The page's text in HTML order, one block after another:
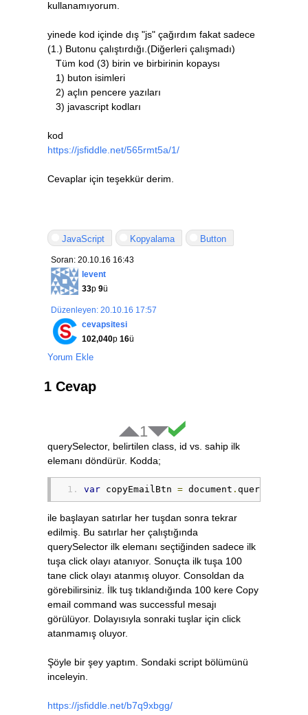
kullanamıyorum.
yinede kod içinde dış "js" çağırdım fakat sadece
(1.) Butonu çalıştırdığı.(Diğerleri çalışmadı)
Tüm kod (3) birin ve birbirinin kopaysı
1) buton isimleri
2) açlın pencere yazıları
3) javascript kodları
kod
https://jsfiddle.net/565rmt5a/1/
Cevaplar için teşekkür derim.
JavaScript Kopyalama Button
Soran: 20.10.16 16:43
levent
33p 9ü
Düzenleyen: 20.10.16 17:57
cevapsitesi
102,040p 16ü
Yorum Ekle
1 Cevap
1
querySelector, belirtilen class, id vs. sahip ilk
elemanı döndürür. Kodda;
var copyEmailBtn = document .
ile başlayan satırlar her tuşdan sonra tekrar
edilmiş. Bu satırlar her çalıştığında
querySelector ilk elemanı seçtiğinden sadece ilk
tuşa click olayı atanıyor. Sonuçta ilk tuşa 100
tane click olayı atanmış oluyor. Consoldan da
görebilirsiniz. İlk tuş tıklandığında 100 kere Copy
email command was successful mesajı
görülüyor. Dolayısıyla sonraki tuşlar için click
atanmamış oluyor.
Şöyle bir şey yaptım. Sondaki script bölümünü
inceleyin.
https://jsfiddle.net/b7q9xbgg/